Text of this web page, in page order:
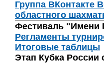
Группа ВКонтакте
областного
Фестиваль "Имени
Регламенты
Итоговые таблицы
Этап Кубка России